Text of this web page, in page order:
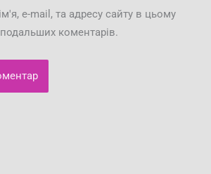
e-mail, та адресу сайту в цьому
коментарів.